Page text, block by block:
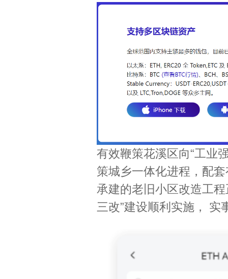
有效鞭策花溪区向“工业
策城乡一体化进程，配
承建的老旧小区改造工
三改”建设顺利实施， 实